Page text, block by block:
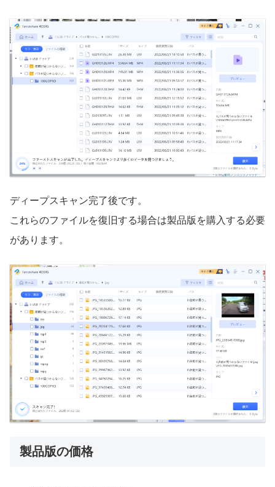
ディープスキャン完了後です。
これらのファイルを復旧する場合は製品版を購入する必要
があります。
製品版の価格